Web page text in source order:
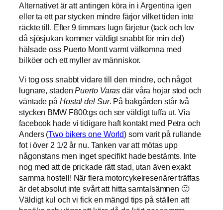
Alternativet är att antingen köra in i Argentina igen
eller ta ett par stycken mindre färjor vilket tiden inte
räckte till. Efter 9 timmars lugn färjetur (tack och lov
då sjösjukan kommer väldigt snabbt för min del)
hälsade oss Puerto Montt varmt välkomna med
bilköer och ett myller av människor.
Vi tog oss snabbt vidare till den mindre, och något
lugnare, staden Puerto Varas där våra hojar stod och
väntade på Hostal del Sur. På bakgården står två
stycken BMW F800:gs och ser väldigt tuffa ut. Via
facebook hade vi tidigare haft kontakt med Petra och
Anders (Two bikers one World) som varit på rullande
fot i över 2 1/2 år nu. Tanken var att mötas upp
någonstans men inget specifikt hade bestämts. Inte
nog med att de prickade rätt stad, utan även exakt
samma hostell! När flera motorcykelresenärer träffas
är det absolut inte svårt att hitta samtalsämnen 🙂
Väldigt kul och vi fick en mängd tips på ställen att